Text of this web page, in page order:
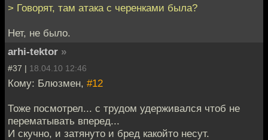
> Говорят, там атака с черенками была?
Нет, не было.
arhi-tektor »
#37 | 18.04.10 12:46
Кому: Блюзмен, #12
Тоже посмотрел... с трудом удерживался чтоб не
перематывать вперед...
И скучно, и затянуто и бред какойто несут.